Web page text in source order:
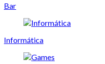
Bar
Informática